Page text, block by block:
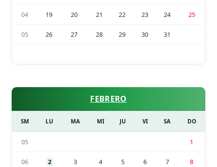
04 19 20 21 22 23 24 25
05 26 27 28 29 30 31
FEBRERO
SM LU MA MI JU VI SA DO
05 1
06 2 3 4 5 6 7 8